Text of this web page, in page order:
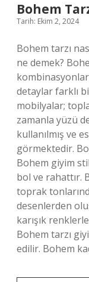
Bohem
Tarih: Ekim 2, 2024
Bohem tarzı
ne demek?
detaylar farklı
mobilyalar;
zamanla yüzü
kullanılmış ve
görmektedir.
Bohem giyim
bol ve rahattır.
toprak
desenlerden
karışık
Bohem tarzı
edilir. Bohem